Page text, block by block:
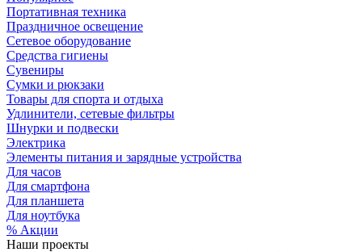
Портативная техника
Праздничное освещение
Сетевое оборудование
Средства гигиены
Сувениры
Сумки и рюкзаки
Товары для спорта и отдыха
Удлинители, сетевые фильтры
Шнурки и подвески
Электрика
Элементы питания и зарядные устройства
Для часов
Для смартфона
Для планшета
Для ноутбука
% Акции
Наши проекты